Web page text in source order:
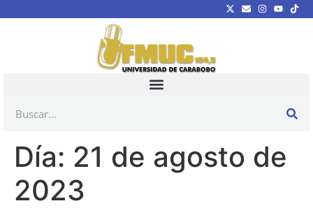
Día: 21 de agosto de
2023